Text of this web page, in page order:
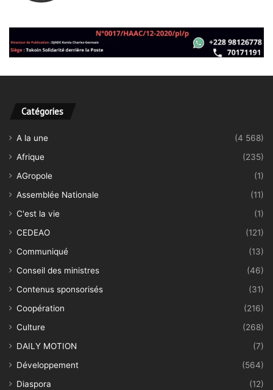
Catégories
A la une
(4 568)
Afrique
(235)
AGropole
(1)
Assemblée Nationale
(11)
C'est la vie
(1)
CEDEAO
(121)
Communiqué
(13)
Conseil des ministres
(46)
Contenus sponsorisés
(31)
Coopération
(216)
Culture
(268)
DAILY MOTION
(7)
Développement
(564)
Diaspora
(12)